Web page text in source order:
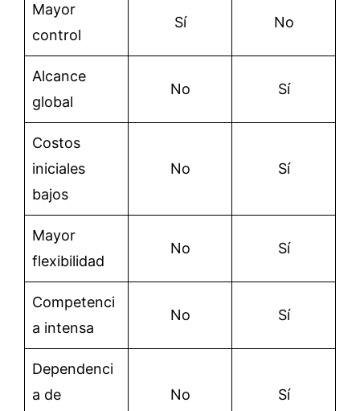
Mayor
control
Sí No
Alcance
global
No Sí
Costos
iniciales
bajos
No Sí
Mayor
flexibilidad
No Sí
Competenci
a intensa
No Sí
Dependenci
a de
No Sí